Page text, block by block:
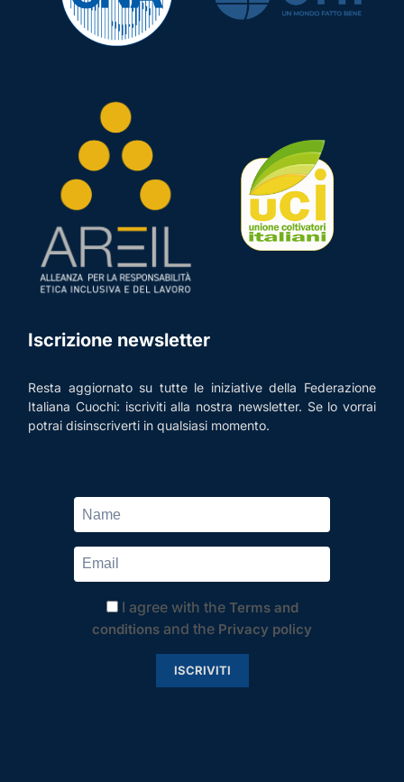
Iscrizione newsletter
Resta aggiornato su tutte le iniziative della Federazione
Italiana Cuochi: iscriviti alla nostra newsletter. Se lo vorrai
potrai disinscriverti in qualsiasi momento.
I agree with the Terms and
conditions and the Privacy policy
ISCRIVITI